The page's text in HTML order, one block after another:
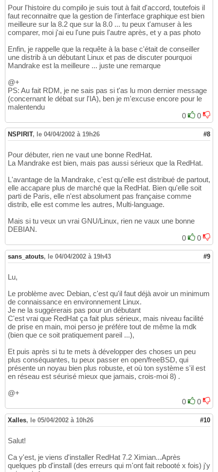
Pour l'histoire du compilo je suis tout à fait d'accord, toutefois il
faut reconnaitre que la gestion de l'interface graphique est bien
meilleure sur la 8.2 que sur la 8.0 ... tu peux t'amuser à les
comparer, moi j'ai eu l'une puis l'autre après, et y a pas photo
Enfin, je rappelle que la requête à la base c'était de conseiller
une distrib à un débutant Linux et pas de discuter pourquoi
Mandrake est la meilleure ... juste une remarque
@+
PS: Au fait RDM, je ne sais pas si t'as lu mon dernier message
(concernant le débat sur l'IA), ben je m'excuse encore pour le
malentendu
0
0
NSPIRIT, le 04/04/2002 à 19h26 #8
Pour débuter, rien ne vaut une bonne RedHat.
La Mandrake est bien, mais pas aussi sérieux que la RedHat.
L'avantage de la Mandrake, c'est qu'elle est distribué de partout,
elle accapare plus de marché que la RedHat. Bien qu'elle soit
parti de Paris, elle n'est absolument pas française comme
distrib, elle est comme les autres, Multi-language.
Mais si tu veux un vrai GNU/Linux, rien ne vaux une bonne
DEBIAN.
0
0
sans_atouts, le 04/04/2002 à 19h43 #9
Lu,
Le problème avec Debian, c'est qu'il faut déjà avoir un minimum
de connaissance en environnement Linux.
Je ne la suggérerais pas pour un débutant
C'est vrai que RedHat ça fait plus sérieux, mais niveau facilité
de prise en main, moi perso je préfére tout de même la mdk
(bien que ce soit pratiquement pareil ...),
Et puis après si tu te mets à développer des choses un peu
plus conséquantes, tu peux passer en open/freeBSD, qui
présente un noyau bien plus robuste, et où ton système s'il est
en réseau est séurisé mieux que jamais, crois-moi 8) .
@+
0
0
Xalles, le 05/04/2002 à 10h26 #10
Salut!
Ca y'est, je viens d'installer RedHat 7.2 Ximian...Après
quelques pb d'install (des erreurs qui m'ont fait rebooté x fois) j'y